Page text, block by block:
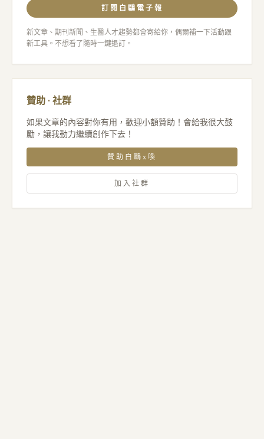
訂閱白鷗電子報
新文章、期刊新聞、生醫人才趨勢都會寄給你，偶爾補一下活動跟
新工具。不想看了隨時一鍵退訂。
贊助 · 社群
如果文章的內容對你有用，歡迎小額贊助！會給我很大鼓
勵，讓我動力繼續創作下去！
贊助白鷗x喚
加入社群